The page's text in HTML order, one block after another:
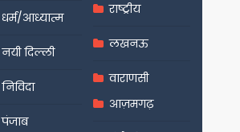
धर्म/आध्यात्म
नयी दिल्ली
निविदा
पंजाब
राष्ट्रीय
लखनऊ
वाराणसी
आज़मगढ़